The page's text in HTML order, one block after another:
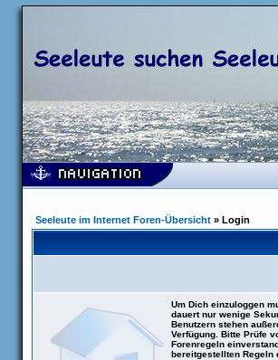
Seeleute im Internet Foren-Übersicht » Login
Um Dich einzuloggen
dauert nur wenige
Benutzern stehen
Verfügung. Bitte Prüfe
Forenregeln
bereitgestellten Regeln